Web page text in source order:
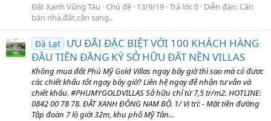
Đất Xanh Vũng Tàu
Chủ đề 13/9/19 Trả lời: 0 Diễn đàn: Cần
bán nhà,đất,cần sang..
Đà Lạt ƯU ĐÃI ĐẶC BIỆT VỚI 100 KHÁCH HÀNG
ĐẦU TIÊN ĐĂNG KÝ SỞ HỮU ĐẤT NỀN VILLAS
Không mua đất Phú Mỹ Gold Villas ngay bây giờ thì sao mà có được
các chiết khấu tốt ngay bây giờ? Liên hệ ngay để nhận tư vấn và
chiết khấu. #PHUMYGOLDVILLAS Sở hữu chỉ từ 7,5 tr/m2. HOTLINE:
0842 00 78 78. ĐẤT XANH ĐÔNG NAM BỘ. 1/ Vị trí: - Mặt tiền đường
Tập đoàn 7 lộ giới 32m, khu phố Mỹ Tân...